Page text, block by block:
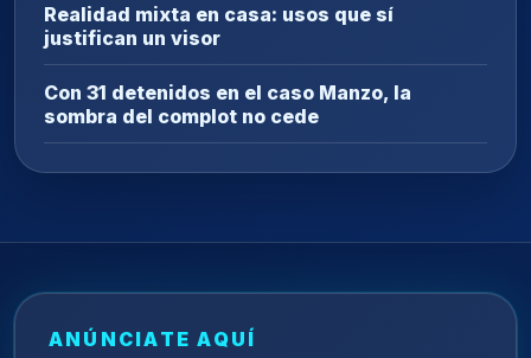
Realidad mixta en casa: usos que sí
justifican un visor
Con 31 detenidos en el caso Manzo, la
sombra del complot no cede
ANÚNCIATE AQUÍ